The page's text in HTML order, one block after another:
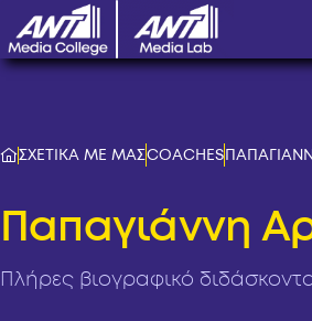
ΣΧΕΤΙΚΑ ΜΕ ΜΑΣCOACHES
Παπαγιάννη
Πλήρες βιογραφικό